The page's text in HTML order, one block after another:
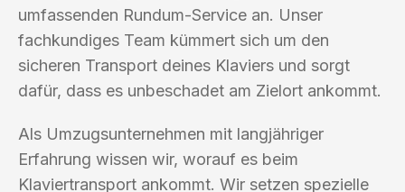
umfassenden Rundum-Service an. Unser
fachkundiges Team kümmert sich um den
sicheren Transport deines Klaviers und sorgt
dafür, dass es unbeschadet am Zielort ankommt.
Als Umzugsunternehmen mit langjähriger
Erfahrung wissen wir, worauf es beim
Klaviertransport ankommt. Wir setzen spezielle